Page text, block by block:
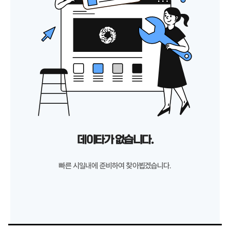
데이타가 없습니다.
빠른 시일내에 준비하여 찾아뵙겠습니다.